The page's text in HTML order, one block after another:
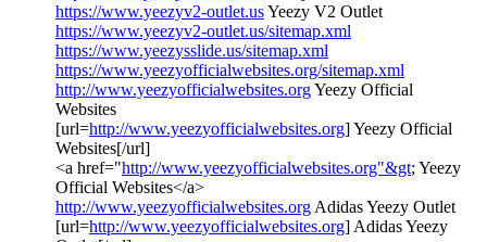
https://www.yeezyv2-outlet.usYeezy V2 Outlet
https://www.yeezyv2-outlet.us/sitemap.xml
https://www.yeezysslide.us/sitemap.xml
https://www.yeezyofficialwebsites.org/sitemap.xml
http://www.yeezyofficialwebsites.orgYeezy Official
Websites
[url=http://www.yeezyofficialwebsites.org] Yeezy Official
Websites[/url]
<a href="http://www.yeezyofficialwebsites.org"&gt; Yeezy
Official Websites</a>
http://www.yeezyofficialwebsites.org Adidas Yeezy Outlet
[url=http://www.yeezyofficialwebsites.org] Adidas Yeezy